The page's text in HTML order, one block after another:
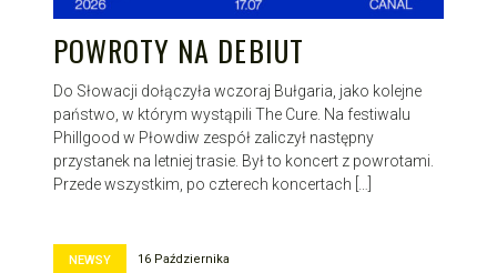
POWROTY NA DEBIUT
Do Słowacji dołączyła wczoraj Bułgaria, jako kolejne
państwo, w którym wystąpili The Cure. Na festiwalu
Phillgood w Płowdiw zespół zaliczył następny
przystanek na letniej trasie. Był to koncert z powrotami.
Przede wszystkim, po czterech koncertach […]
NEWSY 16 Października